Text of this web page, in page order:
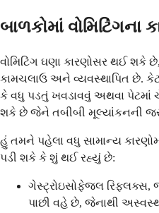
બાળકોમાં વોમિટિંગના
વોમિટિંગ ઘણા કારણોસર થઈ શકે
કામચલાઉ અને વ્યવસ્થાપિત છે.
કે વધુ પડતું ખવડાવવું અથવા
શકે છે જેને તબીબી મૂલ્યાંકનની
હું તમને પહેલા વધુ સામાન્ય
પડી શકે કે શું થઈ રહ્યું છે:
ગેસ્ટ્રોઇસોફેજલ રિફ્લક્સ,
પાછી વહે છે, જેનાથી